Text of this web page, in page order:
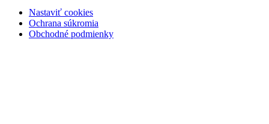
Nastaviť cookies
Ochrana súkromia
Obchodné podmienky